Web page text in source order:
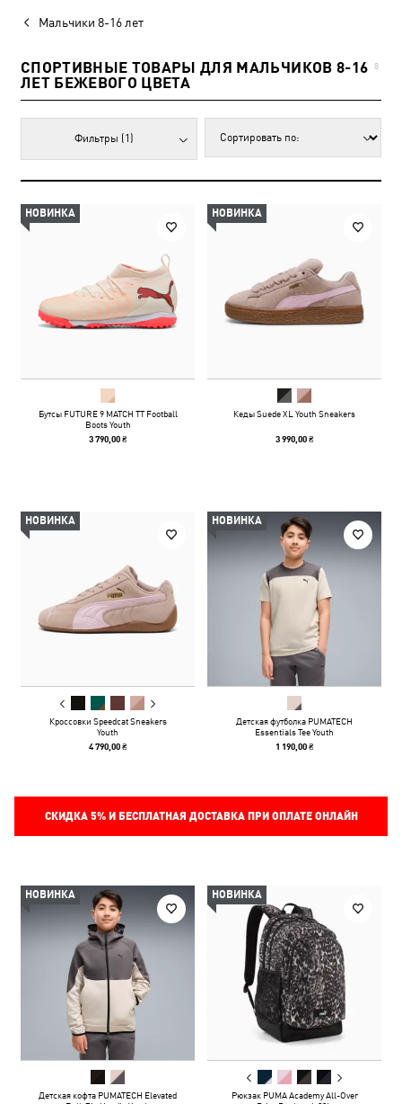
Мальчики 8-16 лет
СПОРТИВНЫЕ ТОВАРЫ ДЛЯ МАЛЬЧИКОВ 8-16
ЛЕТ БЕЖЕВОГО ЦВЕТА
8
Фильтры (1)
НОВИНКА
Бутсы FUTURE 9 MATCH TT Football
Boots Youth
3 790,00 ₴
НОВИНКА
Кеды Suede XL Youth Sneakers
3 990,00 ₴
НОВИНКА
Кроссовки Speedcat Sneakers
Youth
4 790,00 ₴
НОВИНКА
Детская футболка PUMATECH
Essentials Tee Youth
1 190,00 ₴
СКИДКА 5%И БЕСПЛАТНАЯ ДОСТАВКА ПРИ ОПЛАТЕ ОНЛАЙН
НОВИНКА
Детская кофта PUMATECH Elevated
НОВИНКА
Рюкзак PUMA Academy All-Over